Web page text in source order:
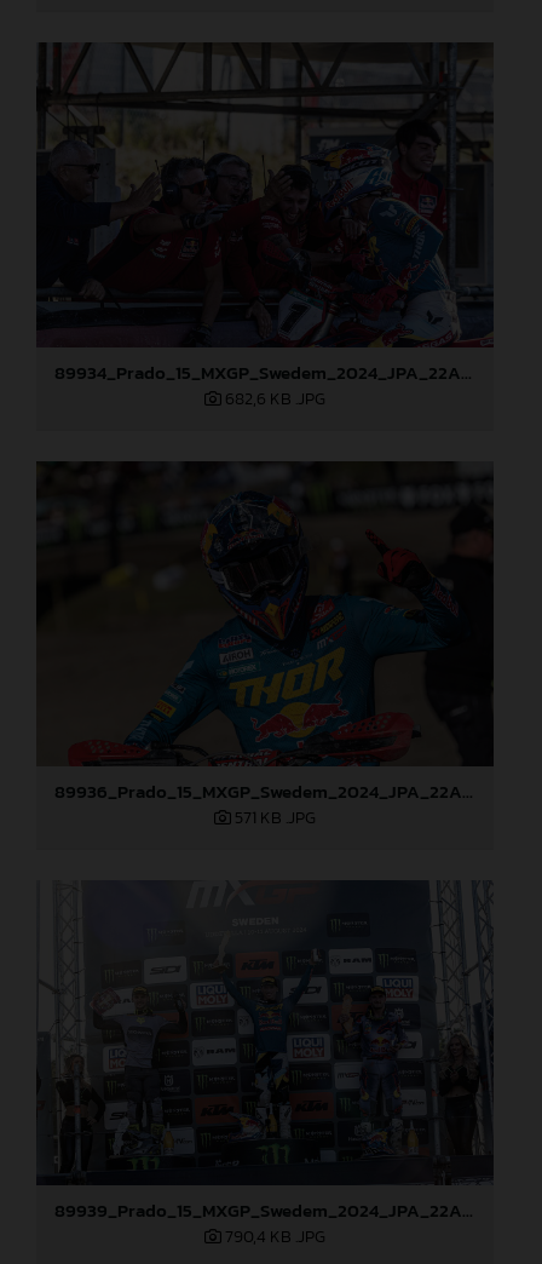
89934_Prado_15_MXGP_Swedem_2024_JPA_22A4738
682,6 KB .JPG
89936_Prado_15_MXGP_Swedem_2024_JPA_22A4894
571 KB .JPG
89939_Prado_15_MXGP_Swedem_2024_JPA_22A5044
790,4 KB .JPG